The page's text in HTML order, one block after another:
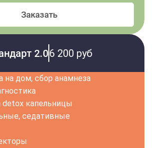
Заказать
2.06 200 руб
на дом, сбор анамнеза
detox капельницы
седативные